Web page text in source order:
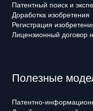
Патентный поиск и
Доработка изобретения
Регистрация
Лицензионный договор
Полезные
Патентно-